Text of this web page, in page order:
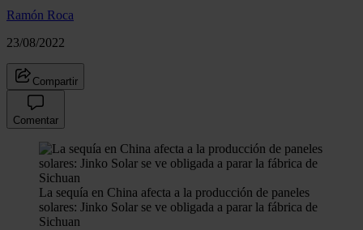
Ramón Roca
23/08/2022
Compartir
Comentar
La sequía en China afecta a la producción de paneles
solares: Jinko Solar se ve obligada a parar la fábrica de
Sichuan